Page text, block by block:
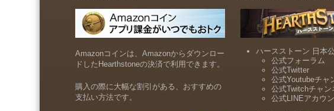
Amazonコインは、Amazonからダウンロー
ドしたHearthstoneの決済で利用できます。
購入の際に大幅な割引がある、おすすめの
支払い方法です。
ハースストーン 日本
公式フォーラム
公式Twitter
公式Youtubeチャ
公式Twitchチャン
公式LINEアカウ